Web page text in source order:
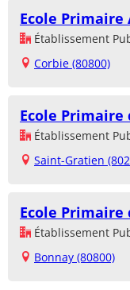
Ecole Primaire
Établissement
Corbie (80800)
Ecole Primaire
Établissement
Saint-Gratien
Ecole Primaire
Établissement
Bonnay (80800)